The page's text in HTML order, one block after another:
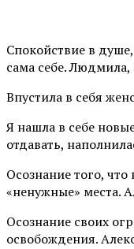
Спокойствие в
сама себе. Людмила,
Впустила в себя
Я нашла в себе
отдавать,
Осознание того,
«ненужные» места.
Осознание своих
освобождения.